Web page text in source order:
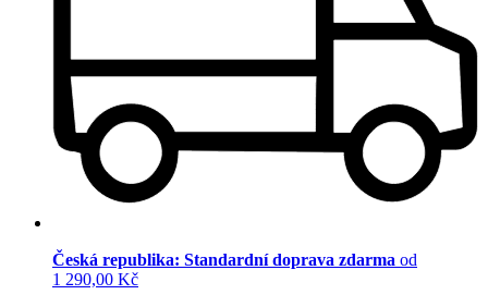
Česká republika: Standardní doprava zdarma od
1 290,00 Kč